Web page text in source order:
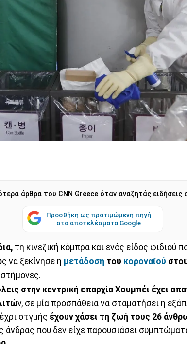
άρθρα του CNN Greece όταν αναζητάς ειδήσεις
Προσθήκη ως προτιμώμενη πηγή
στα αποτελέσματα Google
τη κινεζική κόμπρα και ενός είδος φιδιού
να ξεκίνησε η μετάδοση του κοροναϊού
στην κεντρική επαρχία Χουμπέι έχει
ν, σε μία προσπάθεια να σταματήσει η
στγμής έχουν χάσει τη ζωή τους 26
άνδρας που δεν είχε παρουσιάσει